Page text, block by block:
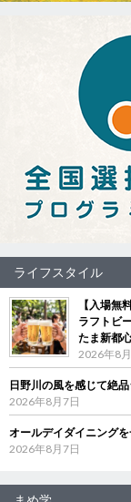
ライフスタイル
【入場無
ラフトビ
たま新都
2026年8
日野川の風を感じて絶
2026年8月7日
オールデイダイニング
2026年8月7日